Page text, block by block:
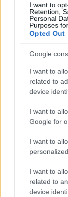
I want to
Retention,
Personal
Purposes
Opted Out
Google
I want to
related to
device
I want to
Google for
I want to
I want to
related to
device
Ροή
εφαρμόσει
Γάζα
Συντριβή